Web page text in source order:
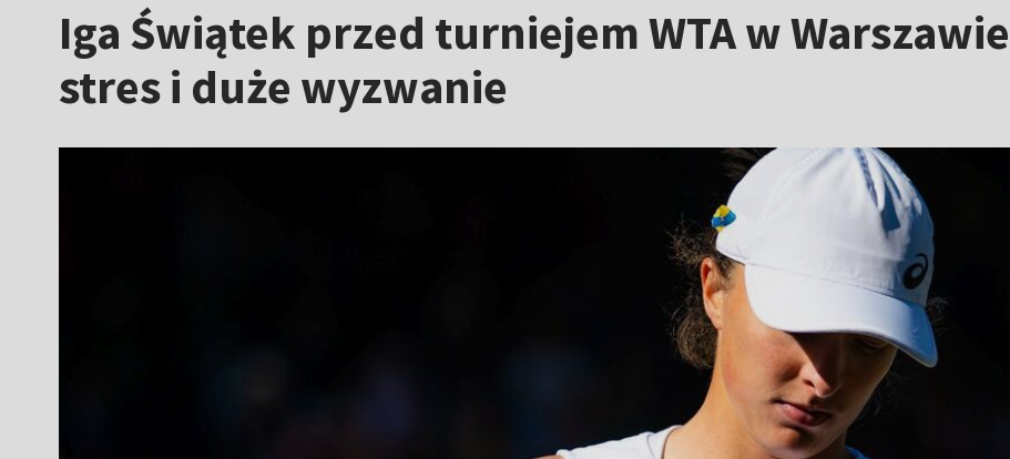
Iga Świątek przed turniejem WTA w
stres i duże wyzwanie